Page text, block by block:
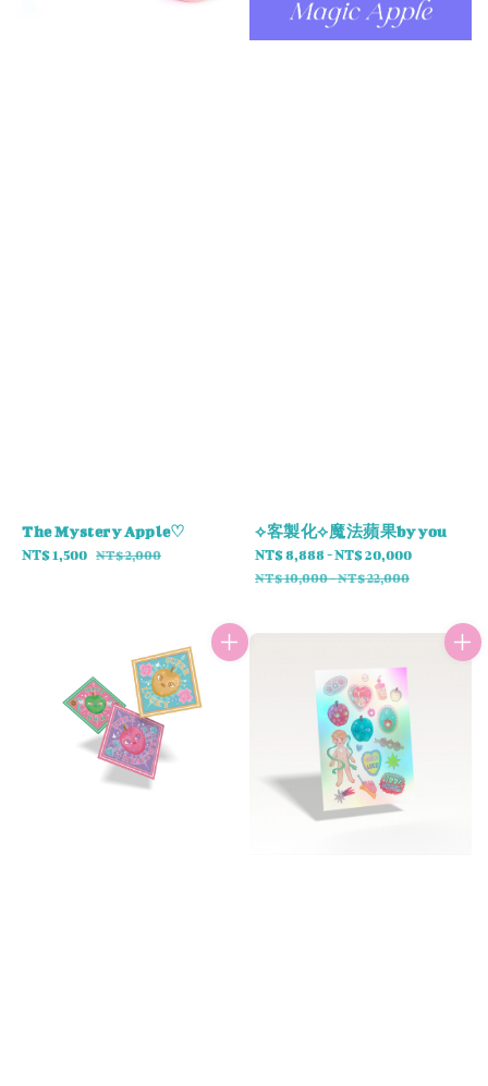
The Mystery Apple♡
Sale
NT$ 1,500 Regular
NT$ 2,000
⟡客製化⟡魔法蘋果by you
Sale
price
NT$ 8,888 -NT$ 20,000
NT$ 10,000-NT$ 22,000